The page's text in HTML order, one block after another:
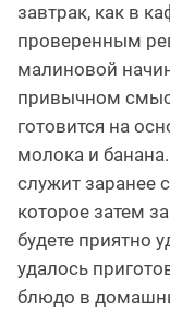
завтрак, как в
проверенным
малиновой
привычном
готовится на
молока и
служит заранее
которое затем
будете приятно
удалось
блюдо в